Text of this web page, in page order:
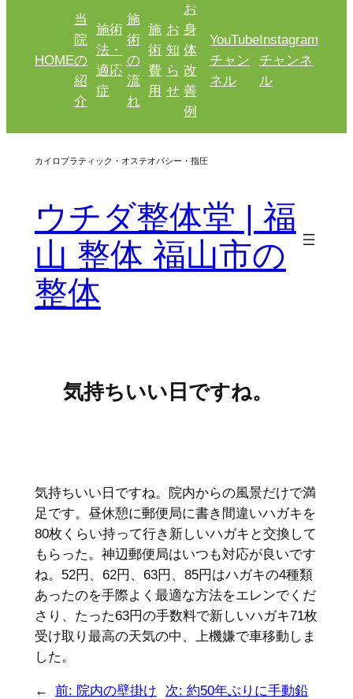
HOME
当
院
の
紹
介
施術
法・
適応
症
施
術
の
流
れ
施
術
費
用
お
知
ら
せ
お
身
体
改
善
例
YouTube
チャン
ネル
Instagram
チャンネ
ル
カイロプラティック・オステオパシー・指圧
ウチダ整体堂 | 福
山 整体 福山市の
整体
気持ちいい日ですね。
気持ちいい日ですね。院内からの風景だけで満
足です。昼休憩に郵便局に書き間違いハガキを
80枚くらい持って行き新しいハガキと交換して
もらった。神辺郵便局はいつも対応が良いです
ね。52円、62円、63円、85円はハガキの4種類
あったのを手際よく最適な方法をエレンでくだ
さり、たった63円の手数料で新しいハガキ71枚
受け取り最高の天気の中、上機嫌で車移動しま
した。
← 前: 院内の壁掛け
次: 約50年ぶりに手動鉛